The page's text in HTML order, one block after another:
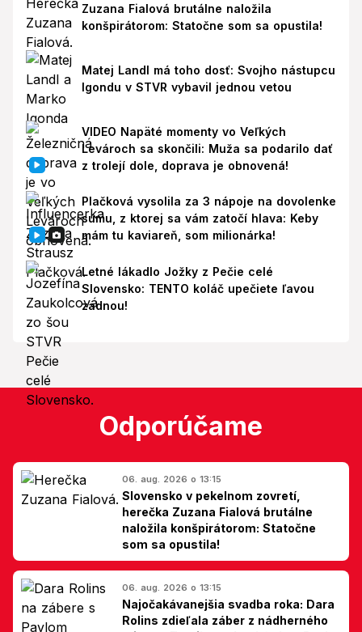
Zuzana Fialová brutálne naložila
konšpirátorom: Statočne som sa opustila!
Matej Landl má toho dosť: Svojho nástupcu
Igondu v STVR vybavil jednou vetou
VIDEO Napäté momenty vo Veľkých
Levároch sa skončili: Muža sa podarilo dať
z trolejí dole, doprava je obnovená!
Plačková vysolila za 3 nápoje na dovolenke
sumu, z ktorej sa vám zatočí hlava: Keby
mám tu kaviareň, som milionárka!
Letné lákadlo Jožky z Pečie celé
Slovensko: TENTO koláč upečiete ľavou
zadnou!
Odporúčame
06. aug. 2026 o 13:15
Slovensko v pekelnom zovretí,
herečka Zuzana Fialová brutálne
naložila konšpirátorom: Statočne
som sa opustila!
06. aug. 2026 o 13:15
Najočakávanejšia svadba roka: Dara
Rolins zdieľala záber z nádherného